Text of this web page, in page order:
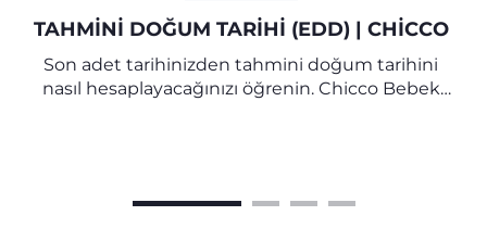
TAHMINI DOĞUM TARIHI (EDD) | CHICCO
Son adet tarihinizden tahmini doğum tarihini
nasıl hesaplayacağınızı öğrenin. Chicco Bebek